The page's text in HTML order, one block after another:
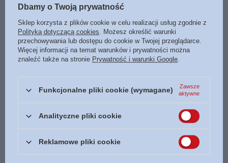
Najniższa cena z 30 dni przed
obniżką:69,99 zł -28%
Cena regularna:99,99 zł -50%
Najniższa cena z 30 dni przed
obniżką:50,00 zł +49%
Cena regularna:120,00 zł
Psalmy - Izaak Cylkow -
Biblia Stare i Nowe
Dbamy o Twoją prywatność
Sklep korzysta z plików cookie w celu realizacji usług zgodnie z
Polityką dotyczącą cookies. Możesz określić warunki
przechowywania lub dostępu do cookie w Twojej przeglądarce.
Więcej informacji na temat warunków i prywatności można
znaleźć także na stronie Prywatność i warunki Google.
Funkcjonalne pliki cookie (wymagane)
Zawsze
aktywne
Analityczne pliki cookie
Reklamowe pliki cookie